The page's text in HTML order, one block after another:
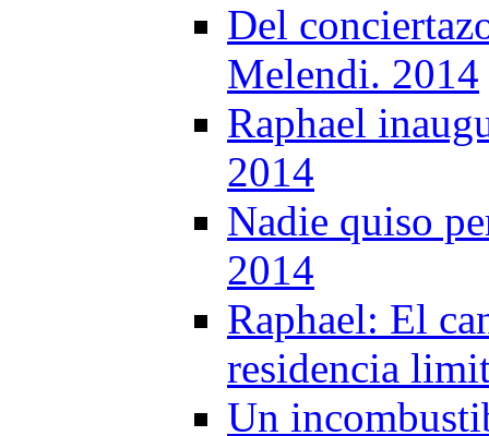
Del
Melendi. 2014
Raphael
2014
Nadie quiso
2014
Raphael: El
residencia
Un